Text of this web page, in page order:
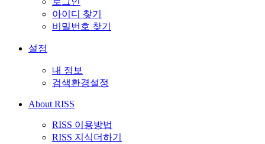
아이디 찾기
비밀번호 찾기
설정
내 정보
검색환경설정
About RISS
RISS 이용방법
RISS 지식더하기